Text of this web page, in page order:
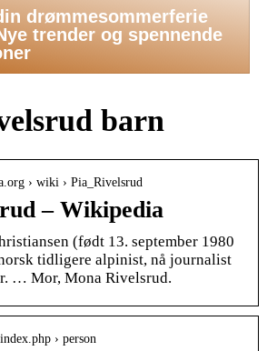
drømmesommerferie
trender og spennende
barn
› wiki › Pia_Rivelsrud
– Wikipedia
(født 13. september 1980
tidligere alpinist, nå journalist
… Mor, Mona Rivelsrud.
› person